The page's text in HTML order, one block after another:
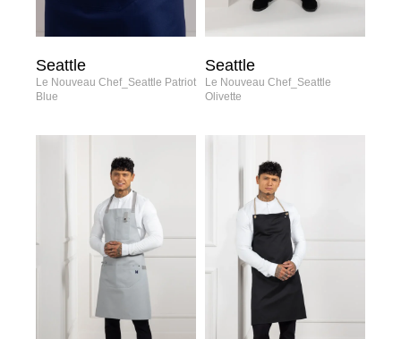
Seattle
Le Nouveau Chef_Seattle Patriot
Blue
Seattle
Le Nouveau Chef_Seattle
Olivette